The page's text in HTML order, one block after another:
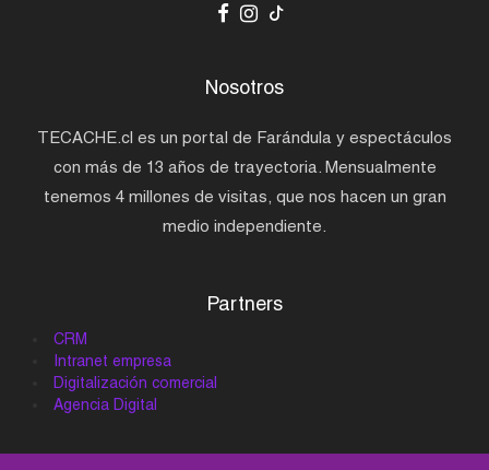
Nosotros
TECACHE.cl es un portal de Farándula y espectáculos
con más de 13 años de trayectoria. Mensualmente
tenemos 4 millones de visitas, que nos hacen un gran
medio independiente.
Partners
CRM
Intranet empresa
Digitalización comercial
Agencia Digital